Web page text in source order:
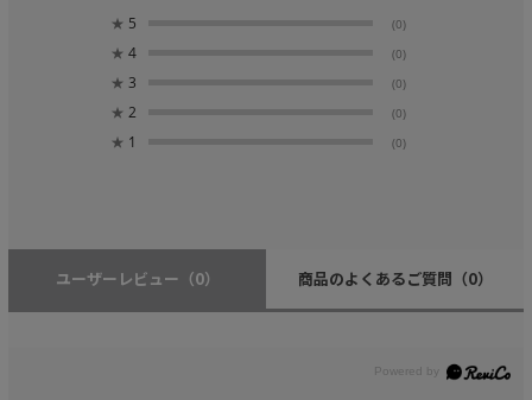
★ 5 (0)
★ 4 (0)
★ 3 (0)
★ 2 (0)
★ 1 (0)
ユーザーレビュー （0） 商品のよくあるご質問 （0）